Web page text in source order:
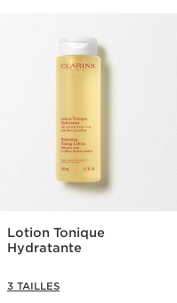
Lotion Tonique
Hydratante
3 TAILLES